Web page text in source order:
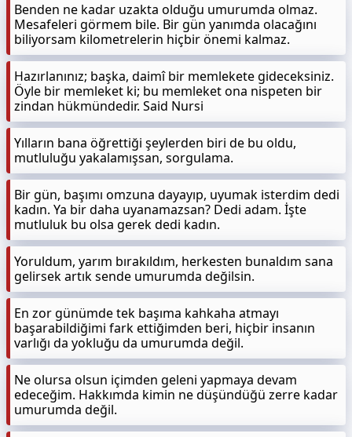
Benden ne kadar uzakta olduğu umurumda olmaz.
Mesafeleri görmem bile. Bir gün yanımda olacağını
biliyorsam kilometrelerin hiçbir önemi kalmaz.
Hazırlanınız; başka, daimî bir memlekete gideceksiniz.
Öyle bir memleket ki; bu memleket ona nispeten bir
zindan hükmündedir. Said Nursi
Yılların bana öğrettiği şeylerden biri de bu oldu,
mutluluğu yakalamışsan, sorgulama.
Bir gün, başımı omzuna dayayıp, uyumak isterdim dedi
kadın. Ya bir daha uyanamazsan? Dedi adam. İşte
mutluluk bu olsa gerek dedi kadın.
Yoruldum, yarım bırakıldım, herkesten bunaldım sana
gelirsek artık sende umurumda değilsin.
En zor günümde tek başıma kahkaha atmayı
başarabildiğimi fark ettiğimden beri, hiçbir insanın
varlığı da yokluğu da umurumda değil.
Ne olursa olsun içimden geleni yapmaya devam
edeceğim. Hakkımda kimin ne düşündüğü zerre kadar
umurumda değil.